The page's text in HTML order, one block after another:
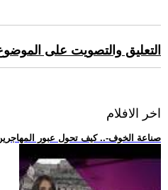
التعليق والتصويت على
اخر الافلام
.. -صناعة الخوف-.. كيف تحول عبور